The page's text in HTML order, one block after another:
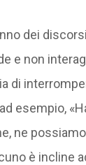
dei
e non
di
esempio,
ne
è incline